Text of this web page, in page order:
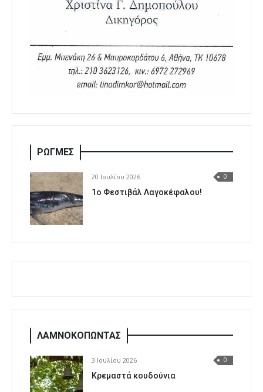
ΡΩΓΜΕΣ
20 Ιουλίου 2026 0
1o Φεστιβάλ Λαγοκέφαλου!
ΛΑΜΝΟΚΟΠΩΝΤΑΣ
3 Ιουλίου 2026 0
Κρεμαστά κουδούνια